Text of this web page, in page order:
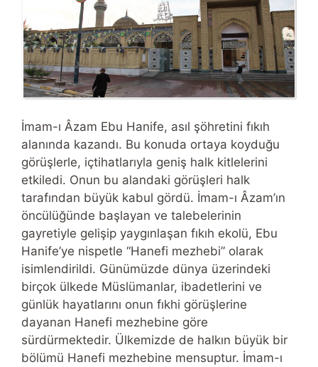
İmam-ı Âzam Ebu Hanife, asıl şöhretini fıkıh
alanında kazandı. Bu konuda ortaya koyduğu
görüşlerle, içtihatlarıyla geniş halk kitlelerini
etkiledi. Onun bu alandaki görüşleri halk
tarafından büyük kabul gördü. İmam-ı Âzam’ın
öncülüğünde başlayan ve talebelerinin
gayretiyle gelişip yaygınlaşan fıkıh ekolü, Ebu
Hanife’ye nispetle “Hanefi mezhebi” olarak
isimlendirildi. Günümüzde dünya üzerindeki
birçok ülkede Müslümanlar, ibadetlerini ve
günlük hayatlarını onun fıkhi görüşlerine
dayanan Hanefi mezhebine göre
sürdürmektedir. Ülkemizde de halkın büyük bir
bölümü Hanefi mezhebine mensuptur. İmam-ı